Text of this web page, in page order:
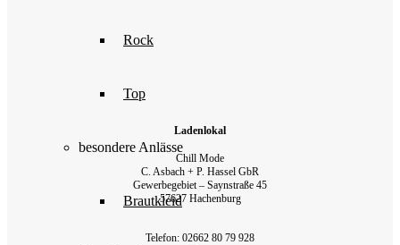
Rock
Top
besondere Anlässe
Brautkleid
Ladenlokal
Chill Mode
C. Asbach + P. Hassel GbR
Gewerbegebiet – Saynstraße 45
57627 Hachenburg
Telefon: 02662 80 79 928‬